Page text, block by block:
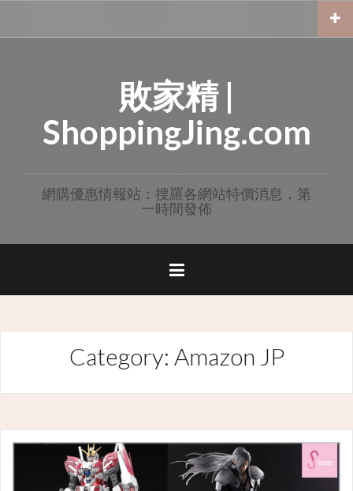
敗家精 |
ShoppingJing.com
網購優惠情報站：搜羅各網站特價消息，第
一時間發佈
Category: Amazon JP